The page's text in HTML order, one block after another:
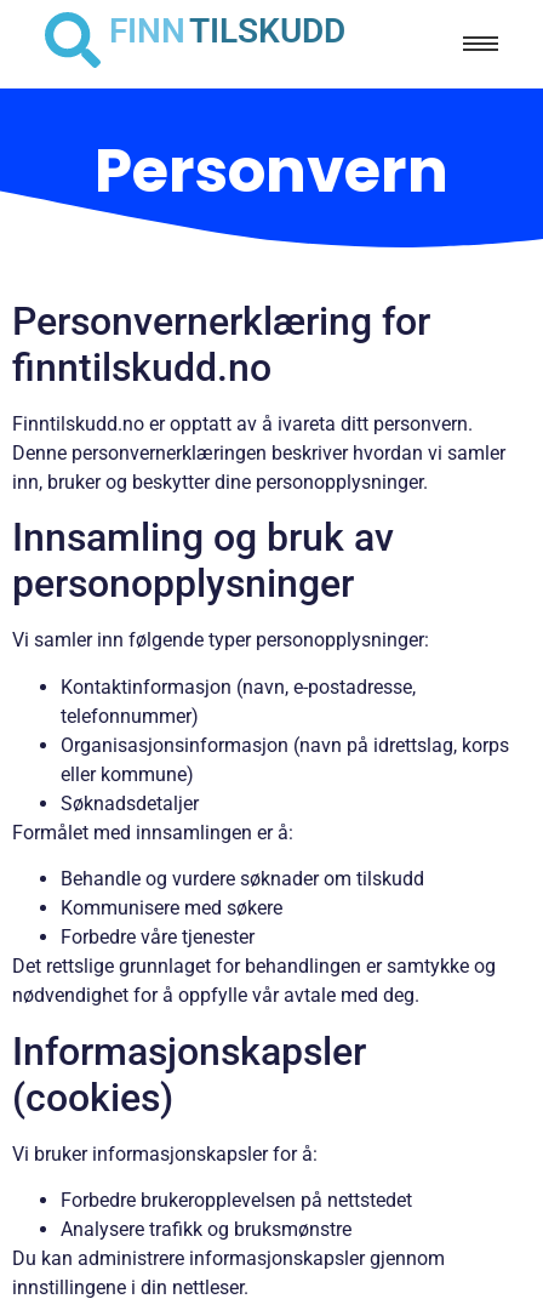
FINNTILSKUDD
Personvern
Personvernerklæring for
finntilskudd.no
Finntilskudd.no er opptatt av å ivareta ditt personvern.
Denne personvernerklæringen beskriver hvordan vi samler
inn, bruker og beskytter dine personopplysninger.
Innsamling og bruk av
personopplysninger
Vi samler inn følgende typer personopplysninger:
Kontaktinformasjon (navn, e-postadresse,
telefonnummer)
Organisasjonsinformasjon (navn på idrettslag, korps
eller kommune)
Søknadsdetaljer
Formålet med innsamlingen er å:
Behandle og vurdere søknader om tilskudd
Kommunisere med søkere
Forbedre våre tjenester
Det rettslige grunnlaget for behandlingen er samtykke og
nødvendighet for å oppfylle vår avtale med deg.
Informasjonskapsler
(cookies)
Vi bruker informasjonskapsler for å:
Forbedre brukeropplevelsen på nettstedet
Analysere trafikk og bruksmønstre
Du kan administrere informasjonskapsler gjennom
innstillingene i din nettleser.